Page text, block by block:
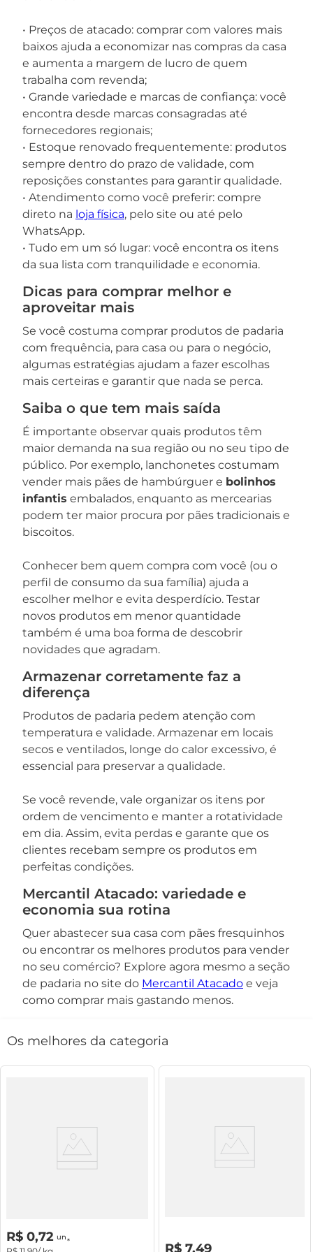
• Preços de atacado: comprar com valores mais
baixos ajuda a economizar nas compras da casa
e aumenta a margem de lucro de quem
trabalha com revenda;
• Grande variedade e marcas de confiança: você
encontra desde marcas consagradas até
fornecedores regionais;
• Estoque renovado frequentemente: produtos
sempre dentro do prazo de validade, com
reposições constantes para garantir qualidade.
• Atendimento como você preferir: compre
direto na loja física, pelo site ou até pelo
WhatsApp.
• Tudo em um só lugar: você encontra os itens
da sua lista com tranquilidade e economia.
Dicas para comprar melhor e
aproveitar mais
Se você costuma comprar produtos de padaria
com frequência, para casa ou para o negócio,
algumas estratégias ajudam a fazer escolhas
mais certeiras e garantir que nada se perca.
Saiba o que tem mais saída
É importante observar quais produtos têm
maior demanda na sua região ou no seu tipo de
público. Por exemplo, lanchonetes costumam
vender mais pães de hambúrguer e bolinhos
infantis embalados, enquanto as mercearias
podem ter maior procura por pães tradicionais e
biscoitos.
Conhecer bem quem compra com você (ou o
perfil de consumo da sua família) ajuda a
escolher melhor e evita desperdício. Testar
novos produtos em menor quantidade
também é uma boa forma de descobrir
novidades que agradam.
Armazenar corretamente faz a
diferença
Produtos de padaria pedem atenção com
temperatura e validade. Armazenar em locais
secos e ventilados, longe do calor excessivo, é
essencial para preservar a qualidade.
Se você revende, vale organizar os itens por
ordem de vencimento e manter a rotatividade
em dia. Assim, evita perdas e garante que os
clientes recebam sempre os produtos em
perfeitas condições.
Mercantil Atacado: variedade e
economia sua rotina
Quer abastecer sua casa com pães fresquinhos
ou encontrar os melhores produtos para vender
no seu comércio? Explore agora mesmo a seção
de padaria no site do Mercantil Atacado e veja
como comprar mais gastando menos.
Os melhores da categoria
R$ 0,72 un
R$ 7,49